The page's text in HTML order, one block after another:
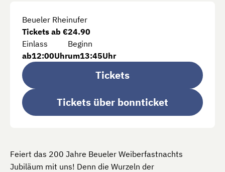
Feiert das 200 Jahre Beueler Weiberfastnachts
Jubiläum mit uns! Denn die Wurzeln der
Beueler Rheinufer
Tickets ab €24.90
Einlass
ab12:00Uhr
Beginn
um13:45Uhr
Tickets
Tickets über bonnticket